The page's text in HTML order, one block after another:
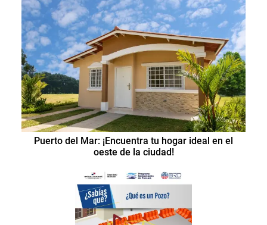
Puerto del Mar: ¡Encuentra tu hogar ideal en el
oeste de la ciudad!